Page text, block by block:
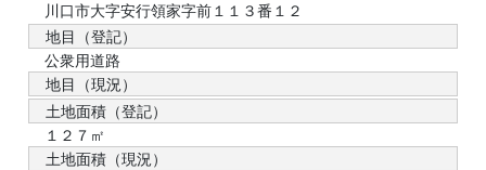
川口市大字安行領家字前１１３番１２
地目（登記）
公衆用道路
地目（現況）
土地面積（登記）
１２７㎡
土地面積（現況）